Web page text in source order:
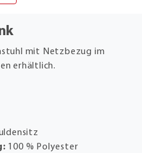
mit Netzbezug im
erhältlich.
100 % Polyester